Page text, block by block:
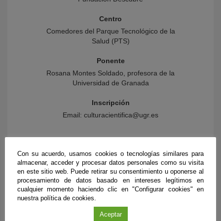
Centro
Comedores del Parque Tecnológico de la
Salud (PTS)
Ponente
Rosana Montes Soldado, profesora de la
Universidad de Granada
Inscripción
Email: culturacientifica@ugr.es
Con su acuerdo, usamos cookies o tecnologías similares para
almacenar, acceder y procesar datos personales como su visita
en este sitio web. Puede retirar su consentimiento u oponerse al
procesamiento de datos basado en intereses legítimos en
cualquier momento haciendo clic en "Configurar cookies" en
nuestra política de cookies.
Aceptar